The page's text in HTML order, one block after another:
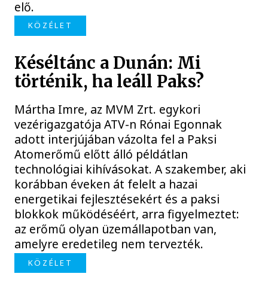
elő.
KÖZÉLET
Késéltánc a Dunán: Mi
történik, ha leáll Paks?
Mártha Imre, az MVM Zrt. egykori
vezérigazgatója ATV-n Rónai Egonnak
adott interjújában vázolta fel a Paksi
Atomerőmű előtt álló példátlan
technológiai kihívásokat. A szakember, aki
korábban éveken át felelt a hazai
energetikai fejlesztésekért és a paksi
blokkok működéséért, arra figyelmeztet:
az erőmű olyan üzemállapotban van,
amelyre eredetileg nem tervezték.
KÖZÉLET